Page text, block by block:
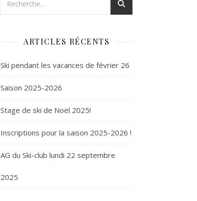
ARTICLES RÉCENTS
Ski pendant les vacances de février 26
Saison 2025-2026
Stage de ski de Noël 2025!
Inscriptions pour la saison 2025-2026 !
AG du Ski-club lundi 22 septembre
2025